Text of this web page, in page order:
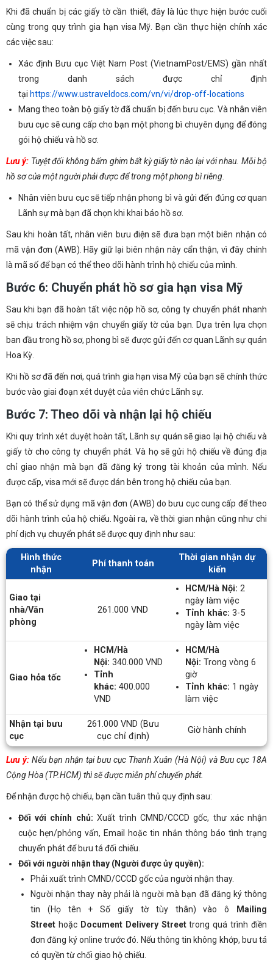
Khi đã chuẩn bị các giấy tờ cần thiết, đây là lúc thực hiện bước cuối
cùng trong quy trình gia hạn visa Mỹ. Bạn cần thực hiện chính xác
các việc sau:
Xác định Bưu cục Việt Nam Post (VietnamPost/EMS) gần nhất
trong danh sách được chỉ định
tại https://www.ustraveldocs.com/vn/vi/drop-off-locations
Mang theo toàn bộ giấy tờ đã chuẩn bị đến bưu cục. Và nhân viên
bưu cục sẽ cung cấp cho bạn một phong bì chuyên dụng để đóng
gói hộ chiếu và hồ sơ.
Lưu ý: Tuyệt đối không bấm ghim bất kỳ giấy tờ nào lại với nhau. Mỗi bộ
hồ sơ của một người phải được để trong một phong bì riêng.
Nhân viên bưu cục sẽ tiếp nhận phong bì và gửi đến đúng cơ quan
Lãnh sự mà bạn đã chọn khi khai báo hồ sơ.
Sau khi hoàn tất, nhân viên bưu điện sẽ đưa bạn một biên nhận có
mã vận đơn (AWB). Hãy giữ lại biên nhận này cẩn thận, vì đây chính
là mã số để bạn có thể theo dõi hành trình hộ chiếu của mình.
Bước 6: Chuyển phát hồ sơ gia hạn visa Mỹ
Sau khi bạn đã hoàn tất việc nộp hồ sơ, công ty chuyển phát nhanh
sẽ chịu trách nhiệm vận chuyển giấy tờ của bạn. Dựa trên lựa chọn
ban đầu trong hồ sơ, phong bì sẽ được gửi đến cơ quan Lãnh sự quán
Hoa Kỳ.
Khi hồ sơ đã đến nơi, quá trình gia hạn visa Mỹ của bạn sẽ chính thức
bước vào giai đoạn xét duyệt của viên chức Lãnh sự.
Bước 7: Theo dõi và nhận lại hộ chiếu
Khi quy trình xét duyệt hoàn tất, Lãnh sự quán sẽ giao lại hộ chiếu và
giấy tờ cho công ty chuyển phát. Và họ sẽ gửi hộ chiếu về đúng địa
chỉ giao nhận mà bạn đã đăng ký trong tài khoản của mình. Nếu
được cấp, visa mới sẽ được dán bên trong hộ chiếu của bạn.
Bạn có thể sử dụng mã vận đơn (AWB) do bưu cục cung cấp để theo
dõi hành trình của hộ chiếu. Ngoài ra, về thời gian nhận cũng như chi
phí dịch vụ chuyển phát sẽ được quy định như sau:
Hình thức
nhận
Phí thanh toán
Thời gian nhận dự
kiến
Giao tại
nhà/Văn
phòng
261.000 VND
HCM/Hà Nội: 2
ngày làm việc
Tỉnh khác: 3-5
ngày làm việc
Giao hỏa tốc
HCM/Hà
Nội: 340.000 VND
Tỉnh
khác: 400.000
VND
HCM/Hà
Nội: Trong vòng 6
giờ
Tỉnh khác: 1 ngày
làm việc
Nhận tại bưu
cục
261.000 VND (Bưu
cục chỉ định)
Giờ hành chính
Lưu ý: Nếu bạn nhận tại bưu cục Thanh Xuân (Hà Nội) và Bưu cục 18A
Cộng Hòa (TP.HCM) thì sẽ được miễn phí chuyến phát.
Để nhận được hộ chiếu, bạn cần tuân thủ quy định sau:
Đối với chính chủ: Xuất trình CMND/CCCD gốc, thư xác nhận
cuộc hẹn/phỏng vấn, Email hoặc tin nhắn thông báo tình trạng
chuyển phát để bưu tá đối chiếu.
Đối với người nhận thay (Người được ủy quyền):
Phải xuất trình CMND/CCCD gốc của người nhận thay.
Người nhận thay này phải là người mà bạn đã đăng ký thông
tin (Họ tên + Số giấy tờ tùy thân) vào ô
Mailing
Street hoặcDocument Delivery Streettrong quá trình điền
đơn đăng ký online trước đó. Nếu thông tin không khớp, bưu tá
có quyền từ chối giao hộ chiếu.